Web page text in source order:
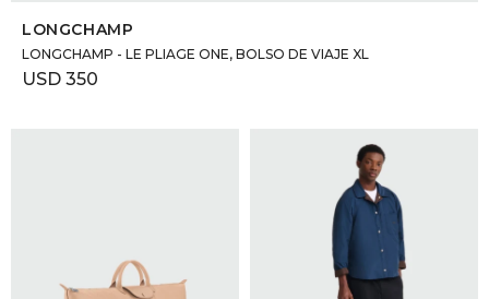
LONGCHAMP
LONGCHAMP - LE PLIAGE ONE, BOLSO DE VIAJE XL
USD 350